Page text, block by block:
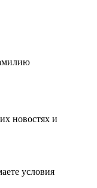
новостях и
условия